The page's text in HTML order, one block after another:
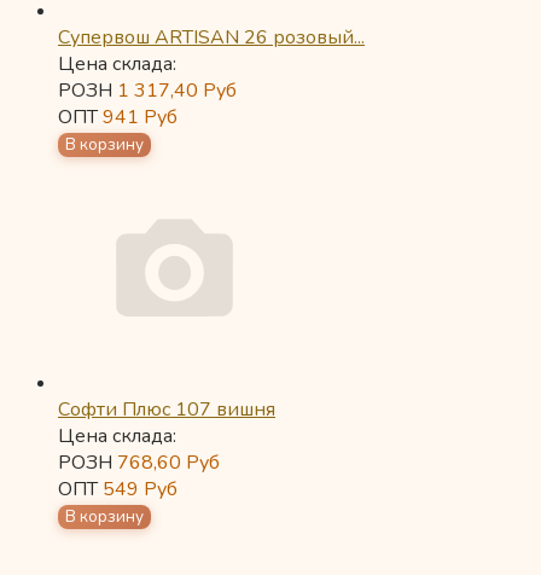
Супервош ARTISAN 26 розовый...
Цена склада:
РОЗН 1 317,40 Руб
ОПТ941 Руб
Софти Плюс 107 вишня
Цена склада:
РОЗН 768,60 Руб
ОПТ549 Руб